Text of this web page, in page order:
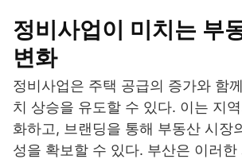
정비사업이 미치는 부
변화
정비사업은 주택 공급의 증가와 함
치 상승을 유도할 수 있다. 이는 지
화하고, 브랜딩을 통해 부동산 시장
성을 확보할 수 있다. 부산은 이러한